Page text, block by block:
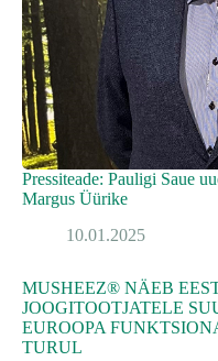
Pressiteade: Pauligi Saue
Margus Üürike
10.01.2025
MUSHEEZ® NÄEB
JOOGITOOTJATELE
EUROOPA
TURUL